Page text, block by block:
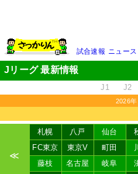
試合速報 ニュース
Jリーグ 最新情報
J1 J2
2026年
≪
札幌 八戸 仙台
FC東京
東京V 町田
藤枝
名古屋 岐阜